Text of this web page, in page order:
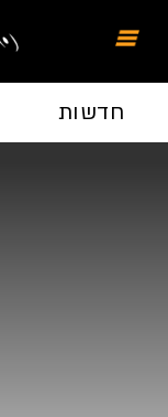
חדשות